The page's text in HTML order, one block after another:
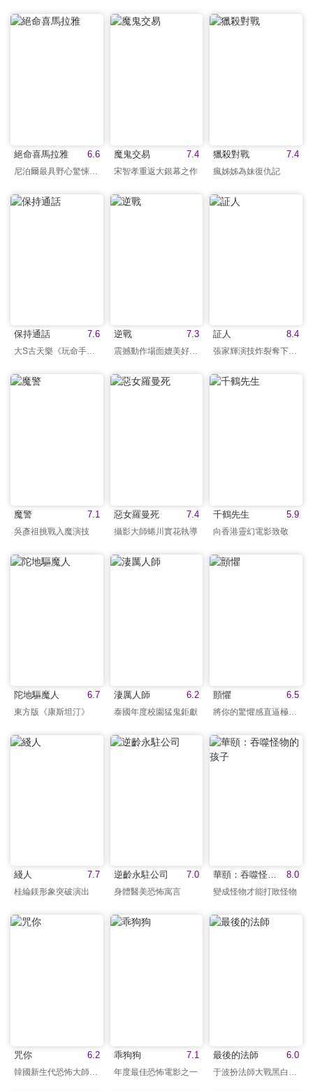
6.6
絕命喜馬拉雅 7.4
魔鬼交易
宋智孝重返大銀幕之作
7.4
獵殺對戰
瘋姊姊為妹復仇記
7.6
保持通話
大S古天樂《玩命手機》
7.3
逆戰
震撼動作場面媲美好萊塢
8.4
証人
張家輝演技炸裂奪下影帝
7.1
魔警
吳彥祖挑戰入魔演技
7.4
惡女羅曼死
攝影大師蜷川實花執導
5.9
千鶴先生‎
向香港靈幻電影致敬
6.7
陀地驅魔人
東方版《康斯坦汀》
6.2
淒厲人師
泰國年度校園猛鬼鉅獻
6.5
顫懼
7.7
綫人
桂綸鎂形象突破演出
7.0
逆齡永駐公司
身體醫美恐怖寓言
8.0
華頤：吞噬怪物的孩子
變成怪物才能打敗怪物
6.2
咒你
韓國新生代恐怖大師執導
7.1
乖狗狗
年度最佳恐怖電影之一
6.0
最後的法師
于波扮法師大戰黑白雙煞